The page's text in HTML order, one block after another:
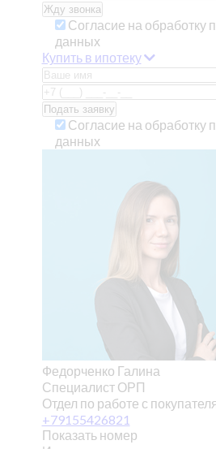
Согласие на обработку
данных
Купить в ипотеку
Согласие на обработку
данных
Федорченко Галина
Специалист ОРП
Отдел по работе с
+79155426821
Показать номер